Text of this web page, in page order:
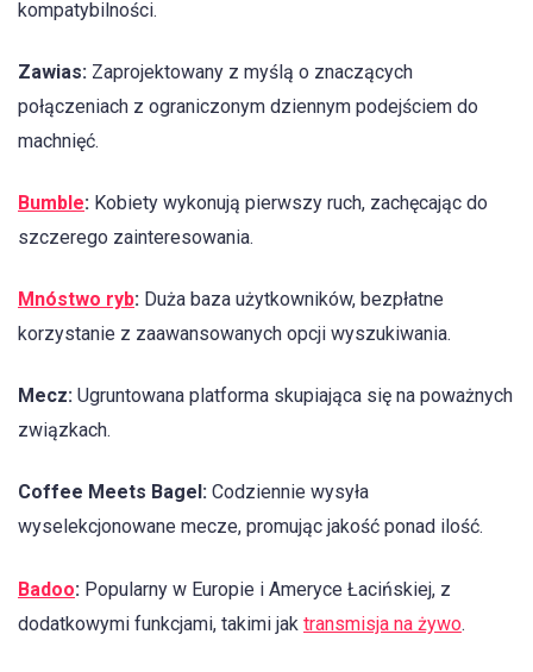
kompatybilności.
Zawias: Zaprojektowany z myślą o znaczących
połączeniach z ograniczonym dziennym podejściem do
machnięć.
Bumble: Kobiety wykonują pierwszy ruch, zachęcając do
szczerego zainteresowania.
Mnóstwo ryb: Duża baza użytkowników, bezpłatne
korzystanie z zaawansowanych opcji wyszukiwania.
Mecz: Ugruntowana platforma skupiająca się na poważnych
związkach.
Coffee Meets Bagel: Codziennie wysyła
wyselekcjonowane mecze, promując jakość ponad ilość.
Badoo: Popularny w Europie i Ameryce Łacińskiej, z
dodatkowymi funkcjami, takimi jak transmisja na żywo.